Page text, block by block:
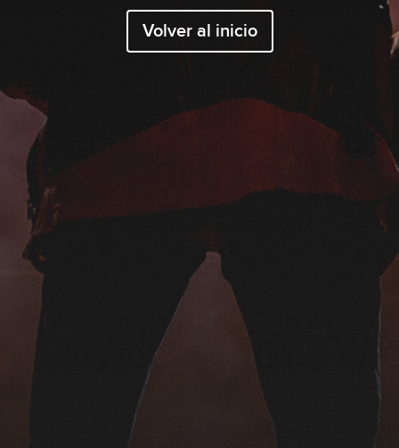
Volver al inicio